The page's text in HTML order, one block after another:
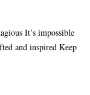
It’s impossible
and inspired Keep